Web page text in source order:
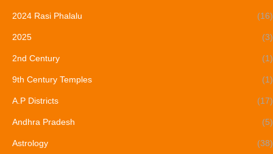
2024 Rasi Phalalu (16)
2025 (3)
2nd Century (1)
9th Century Temples (1)
A.P Districts (17)
Andhra Pradesh (5)
Astrology (38)